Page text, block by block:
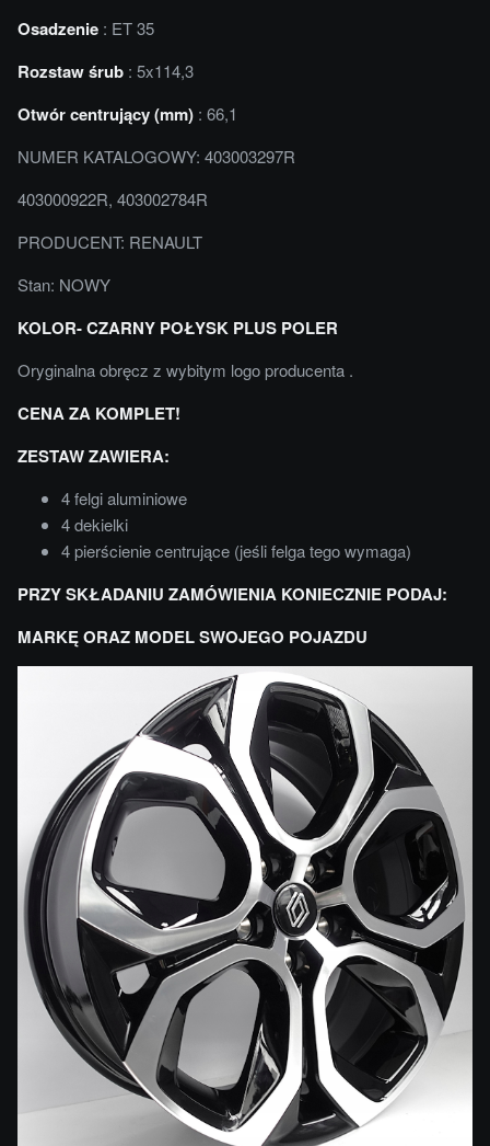
Osadzenie : ET 35
Rozstaw śrub : 5x114,3
Otwór centrujący (mm) : 66,1
NUMER KATALOGOWY: 403003297R
403000922R, 403002784R
PRODUCENT: RENAULT
Stan: NOWY
KOLOR- CZARNY POŁYSK PLUS POLER
Oryginalna obręcz z wybitym logo producenta .
CENA ZA KOMPLET!
ZESTAW ZAWIERA:
4 felgi aluminiowe
4 dekielki
4 pierścienie centrujące (jeśli felga tego wymaga)
PRZY SKŁADANIU ZAMÓWIENIA KONIECZNIE PODAJ:
MARKĘ ORAZ MODEL SWOJEGO POJAZDU